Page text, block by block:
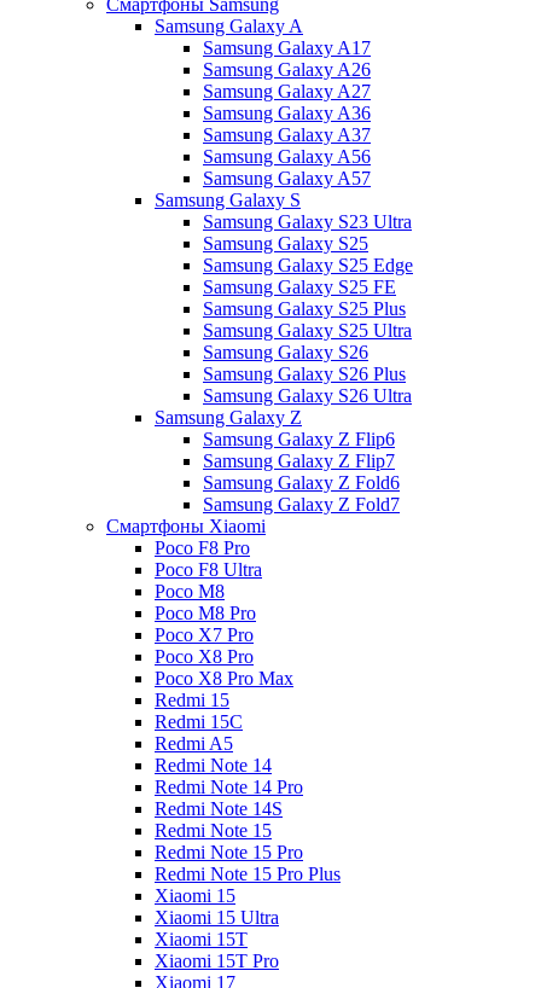
Смартфоны Samsung
Samsung Galaxy A
Samsung Galaxy A17
Samsung Galaxy A26
Samsung Galaxy A27
Samsung Galaxy A36
Samsung Galaxy A37
Samsung Galaxy A56
Samsung Galaxy A57
Samsung Galaxy S
Samsung Galaxy S23 Ultra
Samsung Galaxy S25
Samsung Galaxy S25 Edge
Samsung Galaxy S25 FE
Samsung Galaxy S25 Plus
Samsung Galaxy S25 Ultra
Samsung Galaxy S26
Samsung Galaxy S26 Plus
Samsung Galaxy S26 Ultra
Samsung Galaxy Z
Samsung Galaxy Z Flip6
Samsung Galaxy Z Flip7
Samsung Galaxy Z Fold6
Samsung Galaxy Z Fold7
Смартфоны Xiaomi
Poco F8 Pro
Poco F8 Ultra
Poco M8
Poco M8 Pro
Poco X7 Pro
Poco X8 Pro
Poco X8 Pro Max
Redmi 15
Redmi 15C
Redmi A5
Redmi Note 14
Redmi Note 14 Pro
Redmi Note 14S
Redmi Note 15
Redmi Note 15 Pro
Redmi Note 15 Pro Plus
Xiaomi 15
Xiaomi 15 Ultra
Xiaomi 15T
Xiaomi 15T Pro
Xiaomi 17